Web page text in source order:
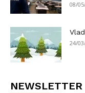
08/
24/
NEWSLETTER